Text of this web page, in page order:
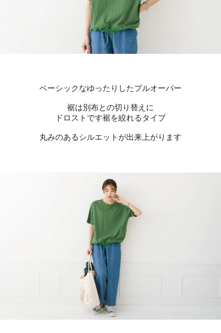
ベーシックなゆったりしたプルオーバー
裾は別布との切り替えに
ドロストです裾を絞れるタイプ
丸みのあるシルエットが出来上がります